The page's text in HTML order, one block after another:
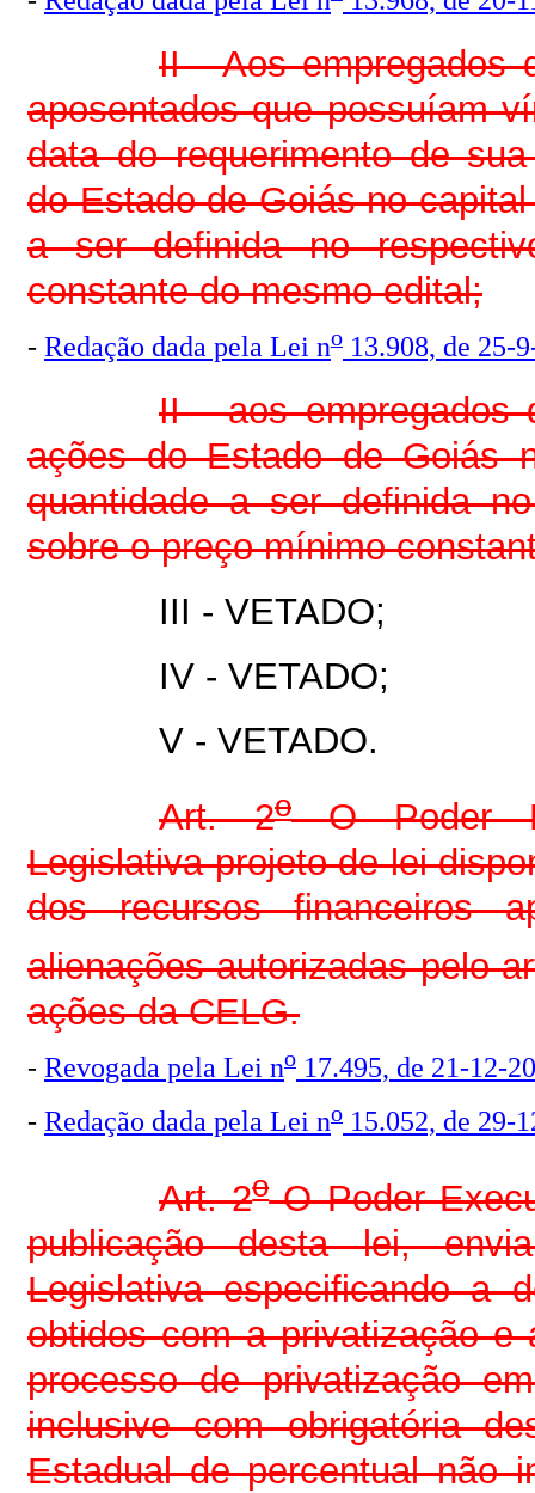
II - Aos empregados
aposentados que possuíam
data do requerimento de
do Estado de Goiás no
a ser definida no
constante do mesmo edital;
- Redação dada pela Lei no 13.908, de 25-
II - aos empregados
ações do Estado de Goiás
quantidade a ser definida
sobre o preço mínimo
III - VETADO;
IV - VETADO;
V - VETADO.
Art. 2oO Poder
Legislativa projeto de lei
dos recursos financeiros
alienações autorizadas pelo
ações da CELG.
- Revogada pela Lei no 17.495, de 21-12-
- Redação dada pela Lei no 15.052, de 29-
Art. 2oO Poder
publicação desta lei,
Legislativa especificando a
obtidos com a privatização e
processo de privatização
inclusive com obrigatória
Estadual de percentual não